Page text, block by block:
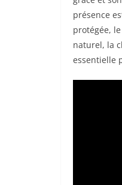
présence
protégée,
naturel, la
essentielle